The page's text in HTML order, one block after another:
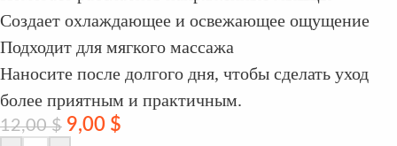
Создает охлаждающее и освежающее ощущение
Подходит для мягкого массажа
Наносите после долгого дня, чтобы сделать уход
более приятным и практичным.
12,00$ 9,00 $